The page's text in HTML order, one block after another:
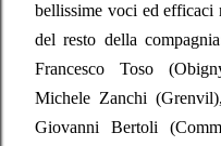
bellissime voci ed efficaci
del resto della
Francesco Toso
Michele Zanchi
Giovanni Bertoli